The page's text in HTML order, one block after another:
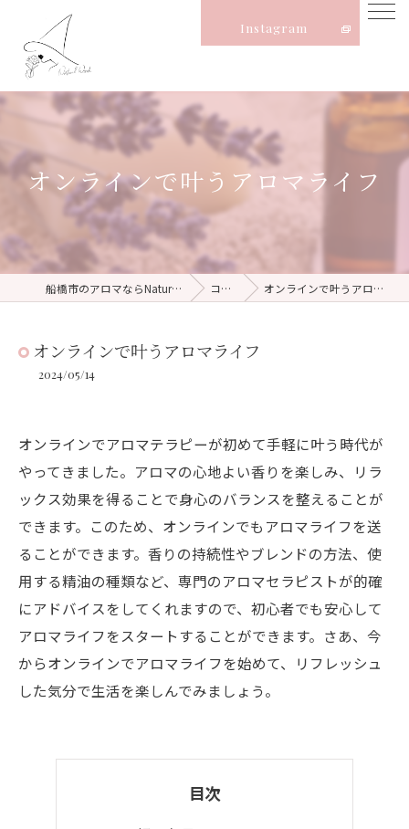
Instagram
オンラインで叶うアロマライフ
船橋市のアロマならNatural Witch コラム オンラインで叶うアロマライフ
オンラインで叶うアロマライフ
2024/05/14
オンラインでアロマテラピーが初めて手軽に叶う時代が
やってきました。アロマの心地よい香りを楽しみ、リラ
ックス効果を得ることで身心のバランスを整えることが
できます。このため、オンラインでもアロマライフを送
ることができます。香りの持続性やブレンドの方法、使
用する精油の種類など、専門のアロマセラピストが的確
にアドバイスをしてくれますので、初心者でも安心して
アロマライフをスタートすることができます。さあ、今
からオンラインでアロマライフを始めて、リフレッシュ
した気分で生活を楽しんでみましょう。
目次